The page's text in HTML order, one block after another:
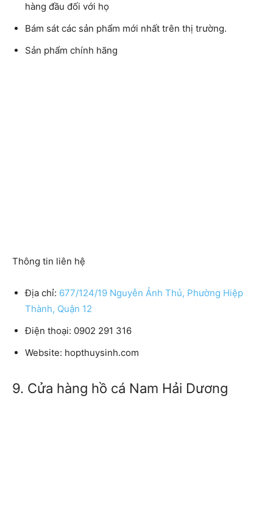
hàng đầu đối với họ
Bám sát các sản phẩm mới nhất trên thị trường.
Sản phẩm chính hãng
Thông tin liên hệ
Địa chỉ: 677/124/19 Nguyễn Ảnh Thủ, Phường Hiệp
Thành, Quận 12
Điện thoại: 0902 291 316
Website: hopthuysinh.com
9. Cửa hàng hồ cá Nam Hải Dương